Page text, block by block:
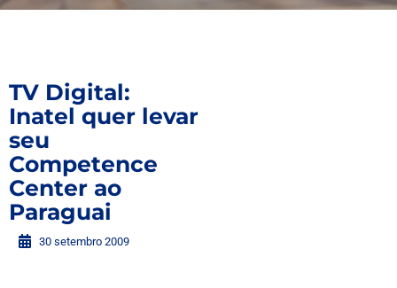
TV Digital:
Inatel quer levar
seu
Competence
Center ao
Paraguai
30 setembro 2009